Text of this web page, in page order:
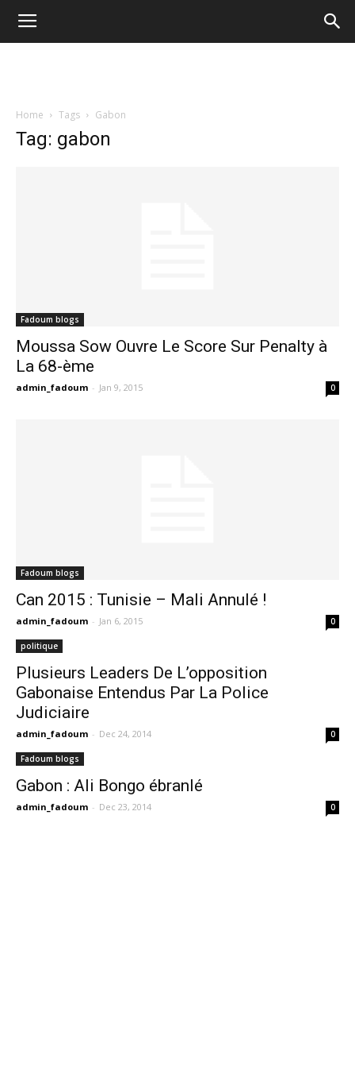
Home Tags Gabon
Tag: gabon
Fadoum blogs
Moussa Sow Ouvre Le Score Sur Penalty à
La 68-ème
admin_fadoum - Jan 9, 2015 0
Fadoum blogs
Can 2015 : Tunisie – Mali Annulé !
admin_fadoum - Jan 6, 2015 0
politique
Plusieurs Leaders De L’opposition
Gabonaise Entendus Par La Police
Judiciaire
admin_fadoum - Dec 24, 2014 0
Fadoum blogs
Gabon : Ali Bongo ébranlé
admin_fadoum - Dec 23, 2014 0